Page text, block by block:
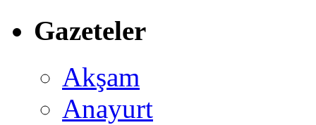
Gazeteler
Akşam
Anayurt